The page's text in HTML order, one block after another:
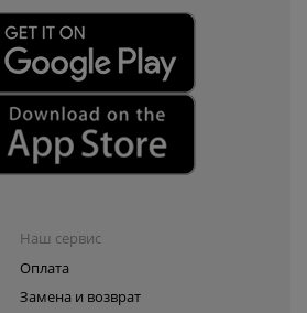
Наш сервис
Оплата
Замена и возврат